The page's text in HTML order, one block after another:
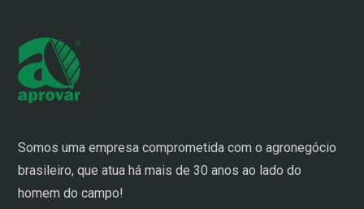
Somos uma empresa comprometida com o agronegócio
brasileiro, que atua há mais de 30 anos ao lado do
homem do campo!